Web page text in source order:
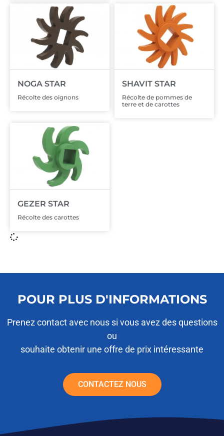
NOGA STAR
Récolte des oignons
SHAVIT STAR
Récolte de pommes de
terre et de carottes
GEZER STAR
Récolte des carottes
POUR PLUS D'INFORMATIONS
Prenez contact avec nous si vous avez des questions
ou
souhaite obtenir une offre de prix intéressante
CONTACTEZ NOUS